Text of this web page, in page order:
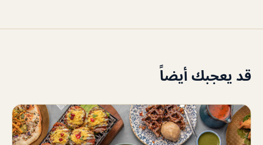
قد يعجبك أيضاً